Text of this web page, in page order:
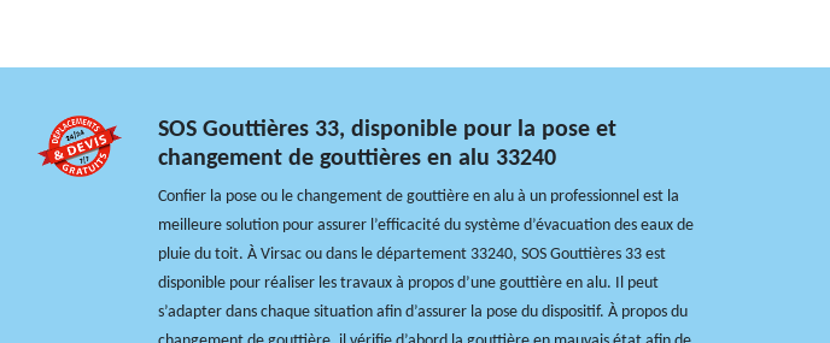
SOS Gouttières 33, disponible pour la pose et
changement de gouttières en alu 33240
Confier la pose ou le changement de gouttière en alu à un professionnel est la
meilleure solution pour assurer l’efficacité du système d’évacuation des eaux de
pluie du toit. À Virsac ou dans le département 33240, SOS Gouttières 33 est
disponible pour réaliser les travaux à propos d’une gouttière en alu. Il peut
s’adapter dans chaque situation afin d’assurer la pose du dispositif. À propos du